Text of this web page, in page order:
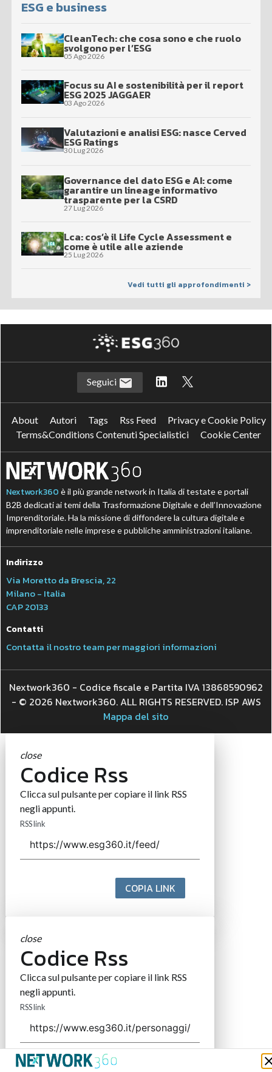
ESG e business
CleanTech: che cosa sono e che ruolo
svolgono per l’ESG
05 Ago 2026
Focus su AI e sostenibilità per il report
ESG 2025 JAGGAER
03 Ago 2026
Valutazioni e analisi ESG: nasce Cerved
ESG Ratings
30 Lug 2026
Governance del dato ESG e AI: come
garantire un lineage informativo
trasparente per la CSRD
27 Lug 2026
Lca: cos’è il Life Cycle Assessment e
come è utile alle aziende
25 Lug 2026
Vedi tutti gli approfondimenti >
Seguici
About Autori Tags Rss Feed
Privacy e Cookie Policy
Terms&Conditions Contenuti Specialistici
Cookie Center
Nextwork360 è il più grande network in Italia di testate e portali
B2B dedicati ai temi della Trasformazione Digitale e dell’Innovazione
Imprenditoriale. Ha la missione di diffondere la cultura digitale e
imprenditoriale nelle imprese e pubbliche amministrazioni italiane.
Indirizzo
Via Moretto da Brescia, 22
Milano - Italia
CAP 20133
Contatti
Contatta il nostro team per maggiori informazioni
Nextwork360 - Codice fiscale e Partita IVA 13868590962
- © 2026 Nextwork360. ALL RIGHTS RESERVED. ISP AWS
Mappa del sito
close
Codice Rss
Clicca sul pulsante per copiare il link RSS
negli appunti.
RSS link
COPIA LINK
close
Codice Rss
Clicca sul pulsante per copiare il link RSS
negli appunti.
RSS link